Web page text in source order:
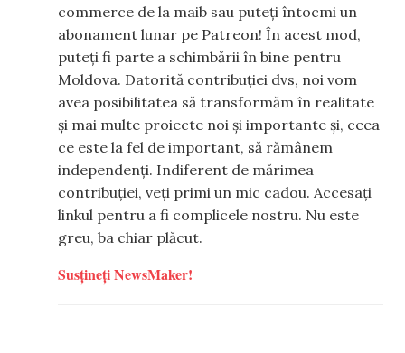
commerce de la maib sau puteți întocmi un
abonament lunar pe Patreon! În acest mod,
puteți fi parte a schimbării în bine pentru
Moldova. Datorită contribuției dvs, noi vom
avea posibilitatea să transformăm în realitate
și mai multe proiecte noi și importante și, ceea
ce este la fel de important, să rămânem
independenți. Indiferent de mărimea
contribuției, veți primi un mic cadou. Accesați
linkul pentru a fi complicele nostru. Nu este
greu, ba chiar plăcut.
Susțineți NewsMaker!